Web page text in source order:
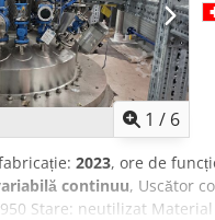
1 / 6
2023, ore de
continuu, Uscător
950 Stare: neutilizat